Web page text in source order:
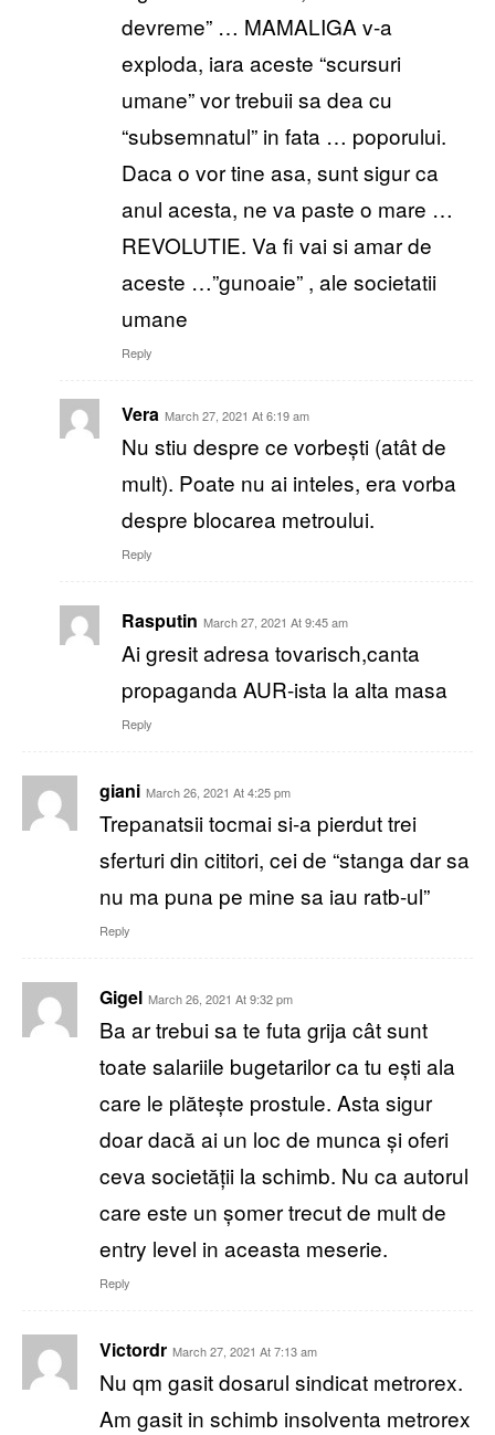
devreme” … MAMALIGA v-a
exploda, iara aceste “scursuri
umane” vor trebuii sa dea cu
“subsemnatul” in fata … poporului.
Daca o vor tine asa, sunt sigur ca
anul acesta, ne va paste o mare …
REVOLUTIE. Va fi vai si amar de
aceste …”gunoaie” , ale societatii
umane
Reply
Vera March 27, 2021 At 6:19 am
Nu stiu despre ce vorbești (atât de
mult). Poate nu ai inteles, era vorba
despre blocarea metroului.
Reply
Rasputin March 27, 2021 At 9:45 am
Ai gresit adresa tovarisch,canta
propaganda AUR-ista la alta masa
Reply
giani March 26, 2021 At 4:25 pm
Trepanatsii tocmai si-a pierdut trei
sferturi din cititori, cei de “stanga dar sa
nu ma puna pe mine sa iau ratb-ul”
Reply
Gigel March 26, 2021 At 9:32 pm
Ba ar trebui sa te futa grija cât sunt
toate salariile bugetarilor ca tu ești ala
care le plătește prostule. Asta sigur
doar dacă ai un loc de munca și oferi
ceva societății la schimb. Nu ca autorul
care este un șomer trecut de mult de
entry level in aceasta meserie.
Reply
Victordr March 27, 2021 At 7:13 am
Nu qm gasit dosarul sindicat metrorex.
Am gasit in schimb insolventa metrorex